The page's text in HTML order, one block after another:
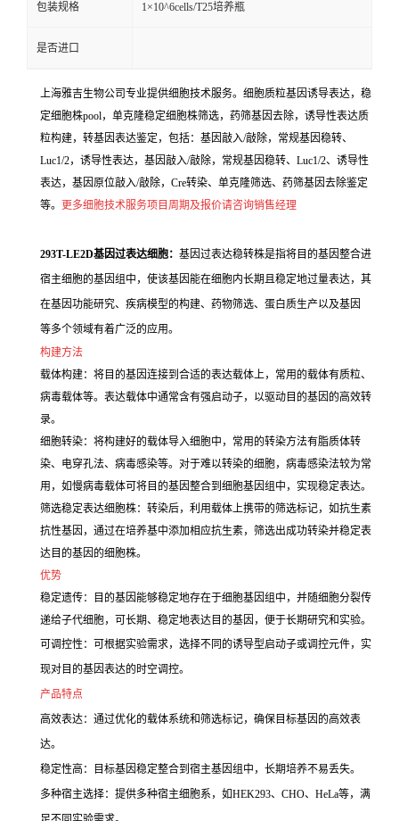
包装规格 1×10^6cells/T25培养瓶
是否进口
上海雅吉生物公司专业提供细胞技术服务。细胞质粒基因诱导表达，稳
定细胞株pool，单克隆稳定细胞株筛选，药筛基因去除，诱导性表达质
粒构建，转基因表达鉴定，包括：基因敲入/敲除，常规基因稳转、
Luc1/2，诱导性表达，基因敲入/敲除，常规基因稳转、Luc1/2、诱导性
表达，基因原位敲入/敲除，Cre转染、单克隆筛选、药筛基因去除鉴定
等。 更多细胞技术服务项目周期及报价请咨询销售经理
293T-LE2D基因过表达细胞： 基因过表达稳转株是指将目的基因整合进
宿主细胞的基因组中，使该基因能在细胞内长期且稳定地过量表达，其
在基因功能研究、疾病模型的构建、药物筛选、蛋白质生产以及基因
等多个领域有着广泛的应用。
构建方法
载体构建：将目的基因连接到合适的表达载体上，常用的载体有质粒、
病毒载体等。表达载体中通常含有强启动子，以驱动目的基因的高效转
录。
细胞转染：将构建好的载体导入细胞中，常用的转染方法有脂质体转
染、电穿孔法、病毒感染等。对于难以转染的细胞，病毒感染法较为常
用，如慢病毒载体可将目的基因整合到细胞基因组中，实现稳定表达。
筛选稳定表达细胞株：转染后，利用载体上携带的筛选标记，如抗生素
抗性基因，通过在培养基中添加相应抗生素，筛选出成功转染并稳定表
达目的基因的细胞株。
优势
稳定遗传：目的基因能够稳定地存在于细胞基因组中，并随细胞分裂传
递给子代细胞，可长期、稳定地表达目的基因，便于长期研究和实验。
可调控性：可根据实验需求，选择不同的诱导型启动子或调控元件，实
现对目的基因表达的时空调控。
产品特点
高效表达：通过优化的载体系统和筛选标记，确保目标基因的高效表
达。
稳定性高：目标基因稳定整合到宿主基因组中，长期培养不易丢失。
多种宿主选择：提供多种宿主细胞系，如HEK293、CHO、HeLa等，满